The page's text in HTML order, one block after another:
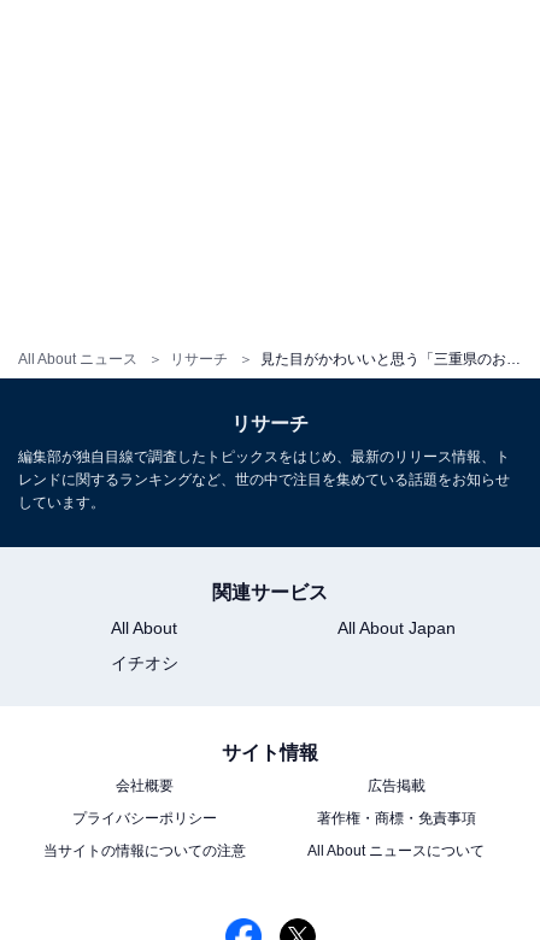
All About ニュース リサーチ
リサーチ
編集部が独自目線で調査したトピックスをはじめ、最新のリリース情報、ト
レンドに関するランキングなど、世の中で注目を集めている話題をお知らせ
しています。
関連サービス
All About
All About Japan
イチオシ
サイト情報
会社概要
広告掲載
プライバシーポリシー
著作権・商標・免責事項
当サイトの情報についての注意
All About ニュースについて